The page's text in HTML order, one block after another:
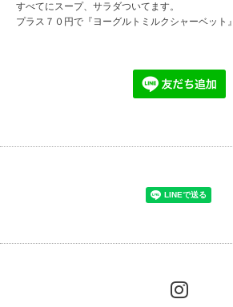
すべてにスープ、サラダついてます。
プラス７０円で『ヨーグルトミルクシャーベット』